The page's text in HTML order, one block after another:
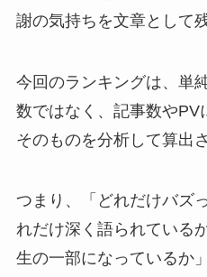
謝の気持ちを文章として
今回のランキングは、単
数ではなく、記事数やPV
そのものを分析して算出
つまり、「どれだけバズ
れだけ深く語られている
生の一部になっているか